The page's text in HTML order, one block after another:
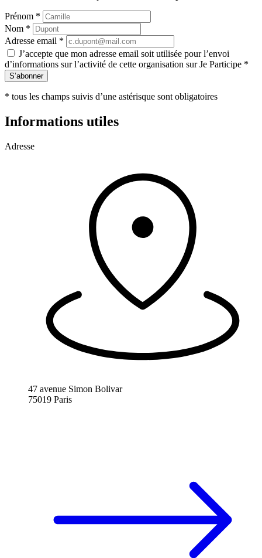
Prénom *
Nom *
Adresse email *
J’accepte que mon adresse email soit utilisée pour l’envoi
d’informations sur l’activité de cette organisation sur Je Participe *
S’abonner
* tous les champs suivis d’une astérisque sont obligatoires
Informations utiles
Adresse
47 avenue Simon Bolivar
75019 Paris